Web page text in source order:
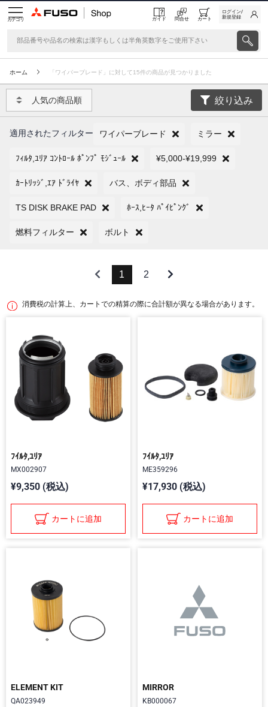
カテゴリ ガイド 問合せ カート
ログイン/
新規登録
ホーム 「ワイパーブレード」に対して15件の商品が見つかりました
人気の商品順 絞り込み
適用されたフィルター ワイパーブレード ミラー
ﾌｨﾙﾀ,ﾕﾘｱ ｺﾝﾄﾛｰﾙ ﾎﾟﾝﾌﾟ ﾓｼﾞｭｰﾙ ¥5,000-¥19,999
ｶｰﾄﾘｯｼﾞ,ｴｱ ﾄﾞﾗｲﾔ バス、ボディ部品
TS DISK BRAKE PAD ﾎｰｽ,ﾋｰﾀ ﾊﾟｲﾋﾟﾝｸﾞ
燃料フィルター ボルト
1 2
消費税の計算上、カートでの精算の際に合計額が異なる場合があります。
ﾌｲﾙﾀ,ﾕﾘｱ
MX002907
¥9,350 (税込)
カートに追加
ﾌｲﾙﾀ,ﾕﾘｱ
ME359296
¥17,930 (税込)
カートに追加
ELEMENT KIT
QA023949
MIRROR
KB000067